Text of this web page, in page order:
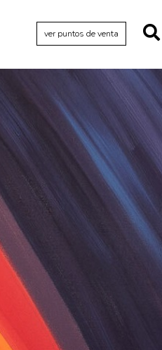
ver puntos de venta
Vidas paralelas
Voces y lecturas